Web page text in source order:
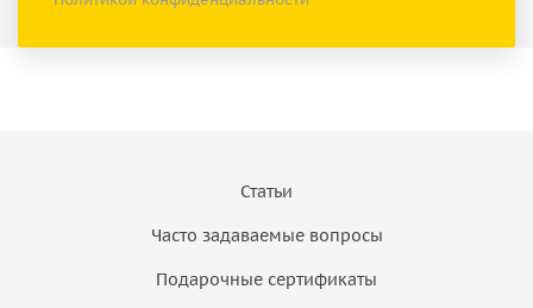
Статьи
Часто задаваемые вопросы
Подарочные сертификаты